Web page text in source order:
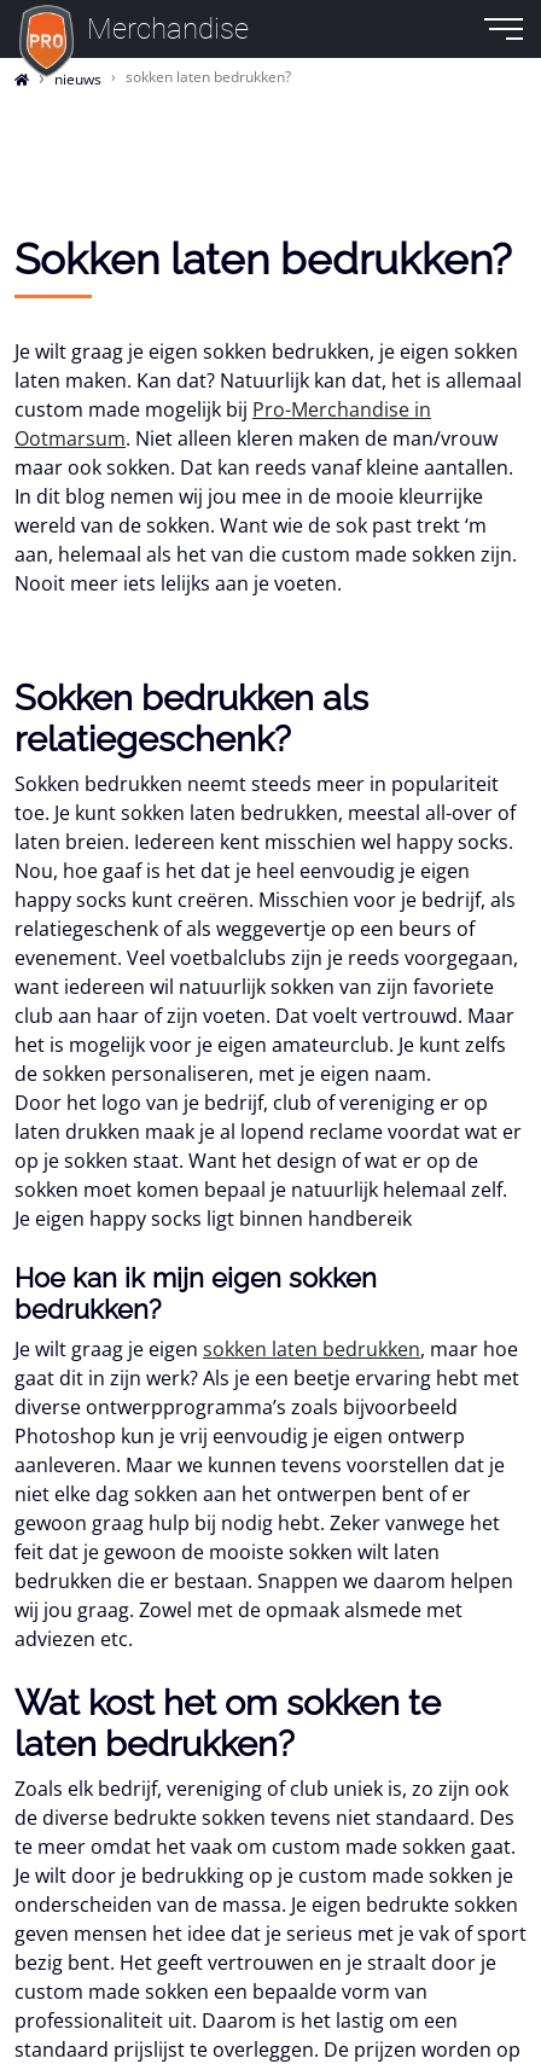
Merchandise
nieuws sokken laten bedrukken?
Sokken laten bedrukken?
Je wilt graag je eigen sokken bedrukken, je eigen sokken
laten maken. Kan dat? Natuurlijk kan dat, het is allemaal
custom made mogelijk bij Pro-Merchandise in
Ootmarsum. Niet alleen kleren maken de man/vrouw
maar ook sokken. Dat kan reeds vanaf kleine aantallen.
In dit blog nemen wij jou mee in de mooie kleurrijke
wereld van de sokken. Want wie de sok past trekt ‘m
aan, helemaal als het van die custom made sokken zijn.
Nooit meer iets lelijks aan je voeten.
Sokken bedrukken als
relatiegeschenk?
Sokken bedrukken neemt steeds meer in populariteit
toe. Je kunt sokken laten bedrukken, meestal all-over of
laten breien. Iedereen kent misschien wel happy socks.
Nou, hoe gaaf is het dat je heel eenvoudig je eigen
happy socks kunt creëren. Misschien voor je bedrijf, als
relatiegeschenk of als weggevertje op een beurs of
evenement. Veel voetbalclubs zijn je reeds voorgegaan,
want iedereen wil natuurlijk sokken van zijn favoriete
club aan haar of zijn voeten. Dat voelt vertrouwd. Maar
het is mogelijk voor je eigen amateurclub. Je kunt zelfs
de sokken personaliseren, met je eigen naam.
Door het logo van je bedrijf, club of vereniging er op
laten drukken maak je al lopend reclame voordat wat er
op je sokken staat. Want het design of wat er op de
sokken moet komen bepaal je natuurlijk helemaal zelf.
Je eigen happy socks ligt binnen handbereik
Hoe kan ik mijn eigen sokken
bedrukken?
Je wilt graag je eigen sokken laten bedrukken, maar hoe
gaat dit in zijn werk? Als je een beetje ervaring hebt met
diverse ontwerpprogramma’s zoals bijvoorbeeld
Photoshop kun je vrij eenvoudig je eigen ontwerp
aanleveren. Maar we kunnen tevens voorstellen dat je
niet elke dag sokken aan het ontwerpen bent of er
gewoon graag hulp bij nodig hebt. Zeker vanwege het
feit dat je gewoon de mooiste sokken wilt laten
bedrukken die er bestaan. Snappen we daarom helpen
wij jou graag. Zowel met de opmaak alsmede met
adviezen etc.
Wat kost het om sokken te
laten bedrukken?
Zoals elk bedrijf, vereniging of club uniek is, zo zijn ook
de diverse bedrukte sokken tevens niet standaard. Des
te meer omdat het vaak om custom made sokken gaat.
Je wilt door je bedrukking op je custom made sokken je
onderscheiden van de massa. Je eigen bedrukte sokken
geven mensen het idee dat je serieus met je vak of sport
bezig bent. Het geeft vertrouwen en je straalt door je
custom made sokken een bepaalde vorm van
professionaliteit uit. Daarom is het lastig om een
standaard prijslijst te overleggen. De prijzen worden op